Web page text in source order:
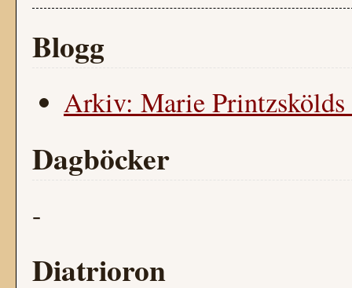
Blogg
Arkiv: Marie
Dagböcker
-
Diatrioron